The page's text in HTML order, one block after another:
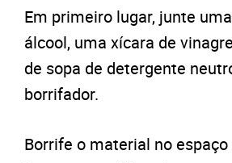
Em primeiro lugar, junte
álcool, uma xícara de
de sopa de detergente
borrifador.
Borrife o material no